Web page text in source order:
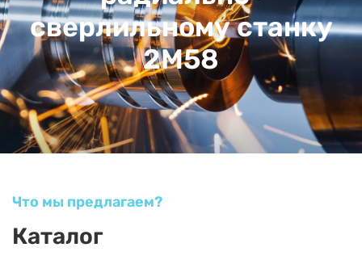
сверлильному станку
2М58
Что мы предлагаем?
Каталог